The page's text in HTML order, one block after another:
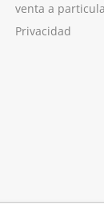
venta a
Privacidad